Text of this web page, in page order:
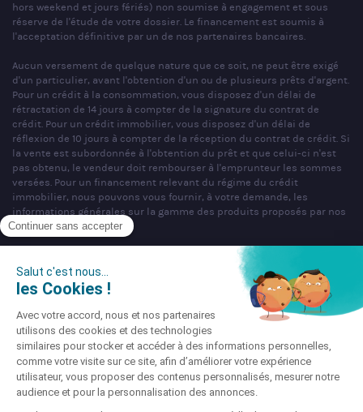
hors weekend et jours fériés) non soumise à engagement et sous
réserve de l'étude de votre dossier. Le financement est soumis à
l'acceptation définitive par un de nos partenaires bancaires.
Aucun versement de quelque nature que ce soit, ne peut être exigé
d'un particulier, avant l'obtention d'un ou de plusieurs prêts d'argent.
Pour un crédit à la consommation, vous disposez d'un délai de
rétractation de 14 jours à compter de la signature du contrat de
crédit. Pour un crédit immobilier, vous disposez d'un délai de
réflexion de 10 jours à compter de la réception du contrat de crédit. Si
la vente est subordonnée à l'obtention du prêt et que celui-ci n'est
pas obtenu, le vendeur doit rembourser à l'emprunteur les sommes
versées. Pour un financement relevant du régime du crédit
immobilier, nous pouvons vous fournir, à votre demande, les
informations générales sur la gamme des produits proposés par nos
partenaires bancaires.
SAS PARTNERS FINANCES au capital de 1 000 000 € - R.C.S. Nancy
n°404 681 496 - siège social : 22 rue de Malzéville, 54000 NANCY -
Mandataire non exclusif en opérations de banques et en services de
paiement & Intermédiaire en assurance, Courtier en opérations de
banque et services de paiement (COBSP), Courtier d'assurance ou de
réassurance (COA), Mandataire d'Intermédiaire d'Assurance (MIA)
immatriculé sous le n°ORIAS 07 036 794 (www.orias.fr).
Société soumise au contrôle de l'Autorité de Contrôle Prudentiel et de
Résolution (ACPR), dont l'adresse est sis 4 Place de Budapest, CS
92459, 75436 Paris Cedex 09 téléphone : 01 49 95 40 00 site :
www.acpr.banque-france.fr.